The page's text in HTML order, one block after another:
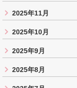
2025年11月
2025年10月
2025年9月
2025年8月